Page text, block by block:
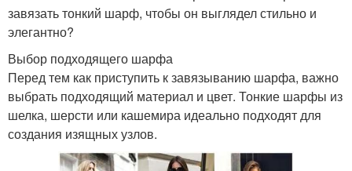
завязать тонкий шарф, чтобы он выглядел стильно и
элегантно?
Выбор подходящего шарфа
Перед тем как приступить к завязыванию шарфа, важно
выбрать подходящий материал и цвет. Тонкие шарфы из
шелка, шерсти или кашемира идеально подходят для
создания изящных узлов.